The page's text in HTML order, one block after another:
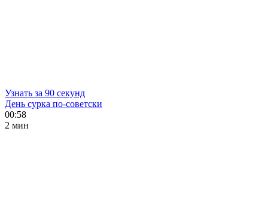
Узнать за 90 секунд
День сурка по-советски
00:58
2 мин